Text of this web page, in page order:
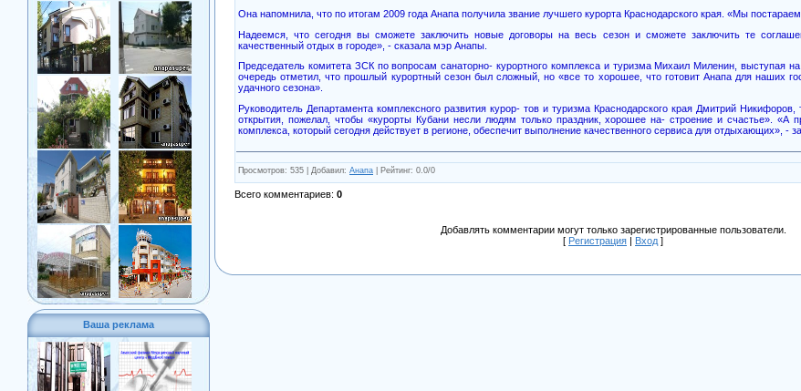
Ваша реклама
Она напомнила, что по итогам 2009 года Анапа получила звание лучшего курорта Краснодарского края. «Мы
Надеемся, что сегодня вы сможете заключить новые договоры на весь сезон и сможете заключить те
качественный отдых в городе», - сказала мэр Анапы.
Председатель комитета ЗСК по вопросам санаторно- курортного комплекса и туризма Михаил Миленин, выступая
очередь отметил, что прошлый курортный сезон был сложный, но «все то хорошее, что готовит Анапа для наших
удачного сезона».
Руководитель Департамента комплексного развития курор- тов и туризма Краснодарского края Дмитрий
открытия, пожелал, чтобы «курорты Кубани несли людям только праздник, хорошее на- строение и счастье». «А
комплекса, который сегодня действует в регионе, обеспечит выполнение качественного сервиса для отдыхающих», -
Просмотров: 535 | Добавил: Анапа Рейтинг: 0.0/0
Всего комментариев: 0
Добавлять комментарии могут только зарегистрированные пользователи.
[ Регистрация | Вход ]